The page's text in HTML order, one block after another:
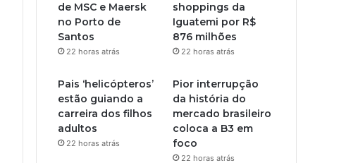
de MSC e Maersk
no Porto de
Santos
22 horas atrás
shoppings da
Iguatemi por R$
876 milhões
22 horas atrás
Pais ‘helicópteros’
estão guiando a
carreira dos filhos
adultos
22 horas atrás
Pior interrupção
da história do
mercado brasileiro
coloca a B3 em
foco
22 horas atrás